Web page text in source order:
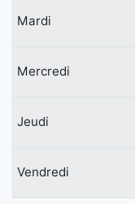
Mardi
Mercredi
Jeudi
Vendredi